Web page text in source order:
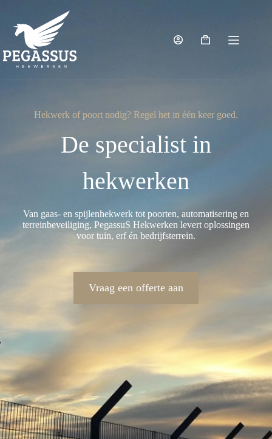
Hekwerk of poort nodig? Regel het in één keer goed.
De specialist in
hekwerken
Van gaas- en spijlenhekwerk tot poorten, automatisering en
terreinbeveiliging, PegassuS Hekwerken levert oplossingen
voor tuin, erf én bedrijfsterrein.
Vraag een offerte aan